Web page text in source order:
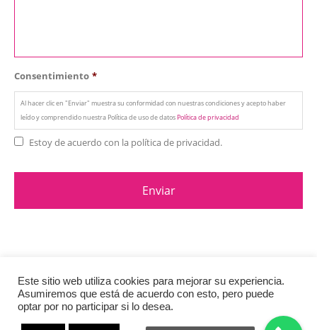
Consentimiento *
Al hacer clic en "Enviar" muestra su conformidad con nuestras condiciones y acepto haber
leído y comprendido nuestra Política de uso de datosPolítica de privacidad
Estoy de acuerdo con la política de privacidad.
© Copyright 2020. All Rights Reserved.Política de privacidady Cookies
Este sitio web utiliza cookies para mejorar su experiencia.
Asumiremos que está de acuerdo con esto, pero puede
optar por no participar si lo desea.